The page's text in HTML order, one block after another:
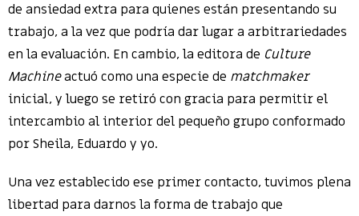
de ansiedad extra para quienes están presentando su
trabajo, a la vez que podría dar lugar a arbitrariedades
en la evaluación. En cambio, la editora de Culture
Machineactuó como una especie de matchmaker
inicial, y luego se retiró con gracia para permitir el
intercambio al interior del pequeño grupo conformado
por Sheila, Eduardo y yo.
Una vez establecido ese primer contacto, tuvimos plena
libertad para darnos la forma de trabajo que